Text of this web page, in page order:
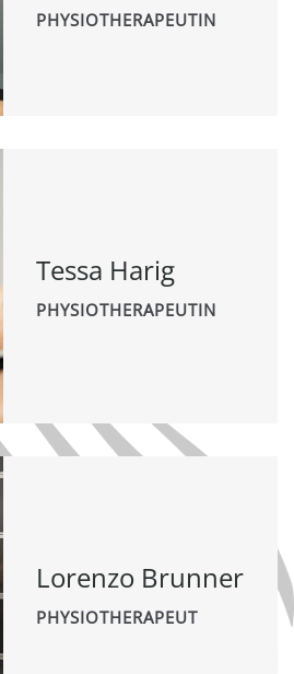
PHYSIOTHERAPEUTIN
Tessa Harig
PHYSIOTHERAPEUTIN
Lorenzo Brunner
PHYSIOTHERAPEUT